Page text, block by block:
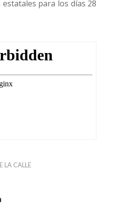
para los días 28
LA CALLE